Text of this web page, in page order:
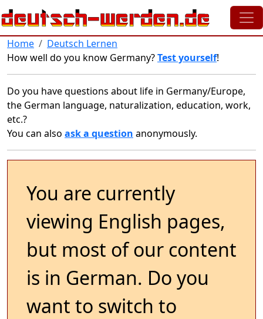
Skip to main content
Home
Deutsch Lernen
How well do you know Germany?Test yourself!
Do you have questions about life in Germany/Europe,
the German language, naturalization, education, work,
etc.?
You can also ask a question anonymously.
You are currently
viewing English pages,
but most of our content
is in German. Do you
want to switch to